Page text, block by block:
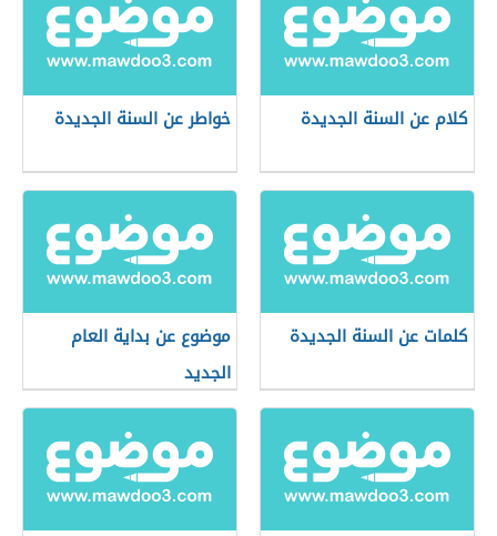
كلام عن السنة الجديدة خواطر عن السنة الجديدة
كلمات عن السنة الجديدة
موضوع عن بداية العام
الجديد